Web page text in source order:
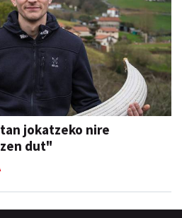
jokatzeko nire
dut"